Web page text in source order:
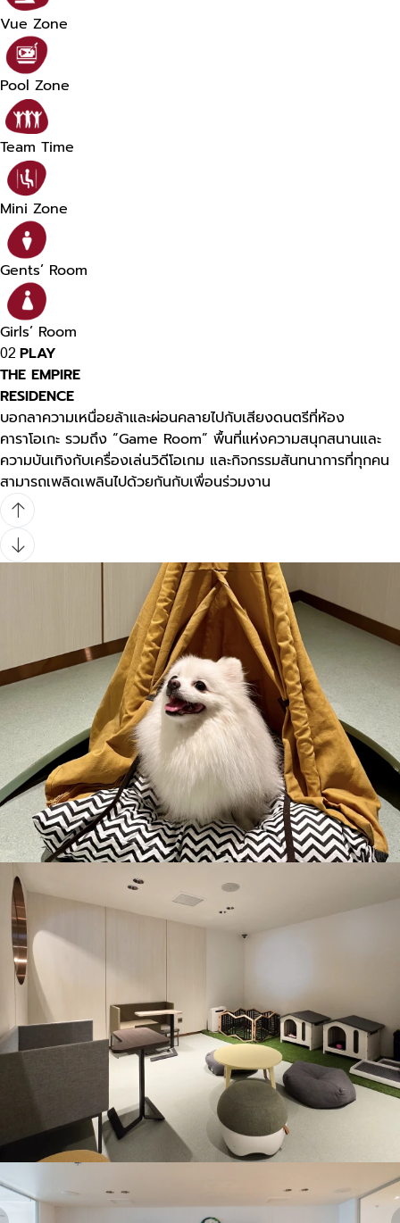
Vue Zone
Pool Zone
Team Time
Mini Zone
Gents’ Room
Girls’ Room
02 PLAY
THE EMPIRE
RESIDENCE
บอกลาความเหนื่อยล้าและผ่อนคลายไปกับเสียงดนตรีที่ห้อง
คาราโอเกะ รวมถึง “Game Room” พื้นที่แห่งความสนุกสนานและ
ความบันเทิงกับเครื่องเล่นวิดีโอเกม และกิจกรรมสันทนาการที่ทุกคน
สามารถเพลิดเพลินไปด้วยกันกับเพื่อนร่วมงาน